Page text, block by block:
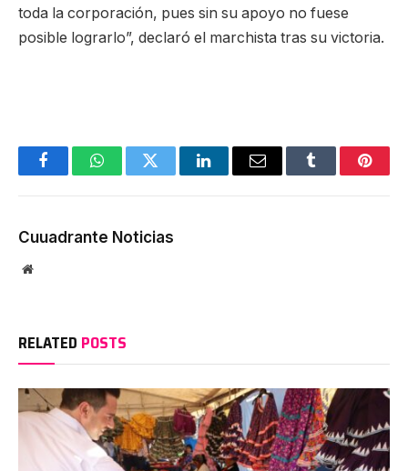
toda la corporación, pues sin su apoyo no fuese
posible lograrlo”, declaró el marchista tras su victoria.
FacebookWhatsAppTwitter LinkedInEmail Tumblr
Cuuadrante Noticias
Website
RELATED POSTS